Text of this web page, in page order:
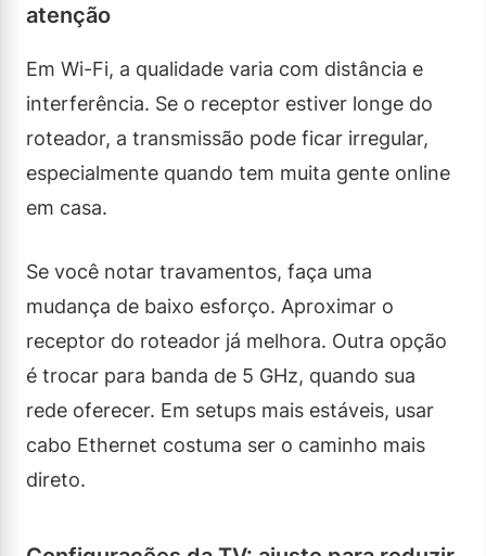
atenção
Em Wi-Fi, a qualidade varia com distância e
interferência. Se o receptor estiver longe do
roteador, a transmissão pode ficar irregular,
especialmente quando tem muita gente online
em casa.
Se você notar travamentos, faça uma
mudança de baixo esforço. Aproximar o
receptor do roteador já melhora. Outra opção
é trocar para banda de 5 GHz, quando sua
rede oferecer. Em setups mais estáveis, usar
cabo Ethernet costuma ser o caminho mais
direto.